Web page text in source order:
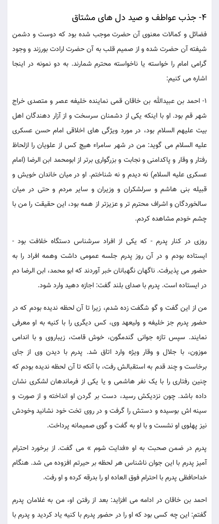
4- جذب عواطف و صید دل های مشتاق
فضائل و کمالات معنوی آن حضرت موجب شده بود که دوست و دشمن
شیفته آن حضرت شده و از صمیم قلب به آن حضرت ارادت بورزند و وجود
گرامی امام را خواسته یا ناخواسته محترم شمارند. به دو نمونه در اینجا
اشاره می کنیم:
1- احمد بن عبیدالله بن خاقان قمی نماینده خلیفه عصر و متصدی خراج
شهر قم بود. او با اینکه یکی از دشمنان سرسخت و از آزار دهندگان اهل
بیت علیهم السلام بود، در مورد ویژگی های اخلاقی امام حسن عسکری
علیه السلام می گوید: من در شهر سامراء هیچ کس از علویان را ازلحاظ
رفتار و وقار و پاکدامنی و نجابت و بزرگواری برتر از ابومحمد ابن الرضا (امام
عسکری علیه السلام) نه دیدم و نه شناختم. او در میان خاندان خویش و
قبیله بنی هاشم و سرلشکران و وزیران و سایر مردم و حتی در میان
سالخوردگان و اشراف محترم تر و عزیزتر از همه بود، این حقیقت را من با
چشم خودم مشاهده کردم.
روزی در کنار پدرم - که یکی از افراد سرشناس دستگاه خلافت بود -
ایستاده بودم و در آن روز پدرم جلسه عمومی داشت وهمه افراد را به
حضور می پذیرفت. ناگهان نگهبانان خبر آوردند که ابو محمد، ابن الرضا دم
در ایستاده است. پدرم با صدای بلند گفت: اجازه دهید وارد شود.
من از این گفت و گو شگفت زده شدم، زیرا تا آن لحظه ندیده بودم که در
حضور پدرم جز خلیفه و ولیعهد وی، کس دیگری را با کنیه به او معرفی
نمایند. سپس تازه جوانی گندمگون، خوش قامت، زیباروی و با اندامی
موزون، با جلال و وقار ویژه وارد اتاق شد. پدرم با دیدن وی از جای
برخاست و چند قدم به استقبالش رفت، با آنکه تا آن لحظه ندیده بودم که
چنین رفتاری را با یک نفر هاشمی و یا یکی از فرماندهان لشکری نشان
داده باشد. چون نزدیکش رسید، دست بر گردن او انداخته و از صورت و
سینه اش بوسیده و دستش را گرفت و در روی تخت خود نشانید وخودش
نیز پهلوی او نشست و با او به گفت و گوی صمیمانه پرداخت.
پدرم در ضمن صحبت به او «فدایت شوم » می گفت. از برخورد احترام
آمیز پدرم با این جوان ناشناس هر لحظه بر حیرتم افزوده می شد. هنگام
خداحافظی پدرم با احترام فوق العاده او را بدرقه کرده و او رفت.
احمد بن خاقان در ادامه می افزاید: بعد از رفتن او، من به غلامان پدرم
گفتم: این چه کسی بود که او را در حضور پدرم با کنیه یاد کردید و پدرم با